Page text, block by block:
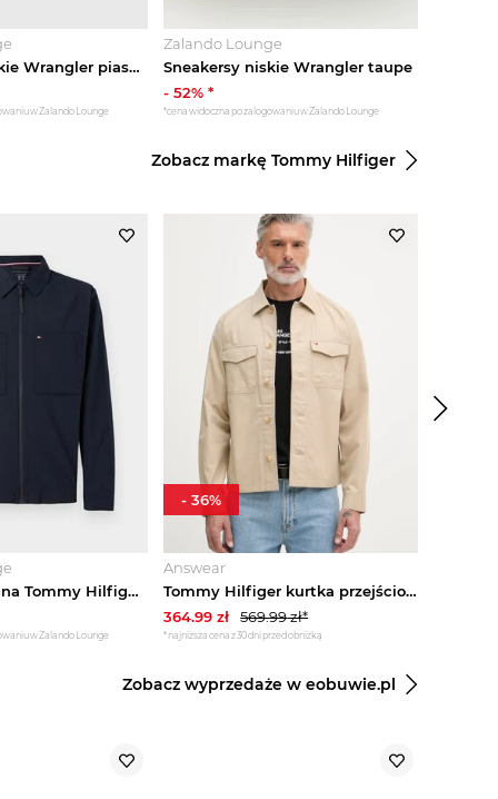
Sneakersy niskie Wrangler piaskowy
w Zalando Lounge
Zalando Lounge
Sneakersy niskie Wrangler taupe
-52% *
*cena widoczna po zalogowaniu w Zalando Lounge
Zobacz markę Tommy Hilfiger
Kurtka wiosenna Tommy Hilfiger granatowy
w Zalando Lounge
Answear
Tommy Hilfiger kurtka przejściowa męska z bawełną beżowy
364.99 zł 569.99zł*
*najniższa cena z 30 dni przed obniżką
-36%
Zobacz wyprzedaże w eobuwie.pl